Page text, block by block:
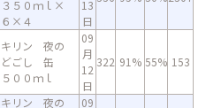
３５０ｍｌ×
６×４
13
日
キリン 夜の
どごし 缶
５００ｍｌ
09
月
12
日
322 91% 55% 153
キリン 夜の
09